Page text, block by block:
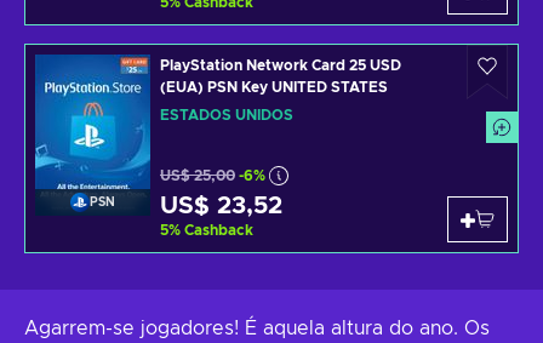
PSN
PlayStation Network Card 25 USD
(EUA) PSN Key UNITED STATES
ESTADOS UNIDOS
US$ 25,00 -6%
US$ 23,52
5% Cashback
Agarrem-se jogadores! É aquela altura do ano. Os